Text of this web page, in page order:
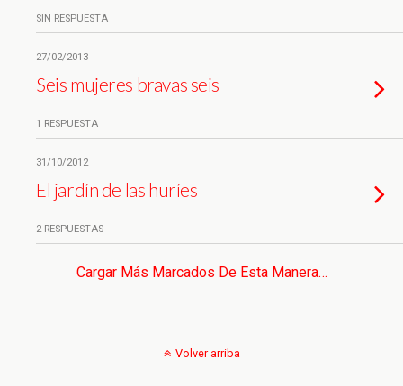
SIN RESPUESTA
27/02/2013
Seis mujeres bravas seis
1 RESPUESTA
31/10/2012
El jardín de las huríes
2 RESPUESTAS
Cargar Más Marcados De Esta Manera…
Volver arriba